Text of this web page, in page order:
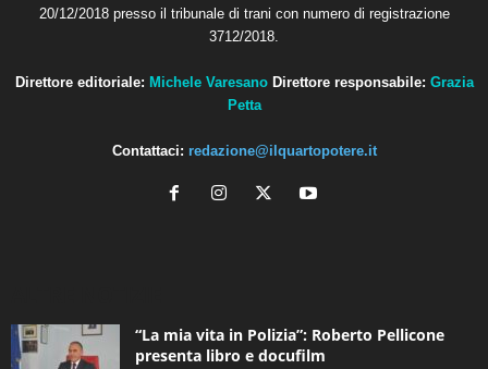
20/12/2018 presso il tribunale di trani con numero di registrazione
3712/2018.
Direttore editoriale: Michele Varesano Direttore responsabile: Grazia
Petta
Contattaci: redazione@ilquartopotere.it
“La mia vita in Polizia”: Roberto Pellicone
presenta libro e docufilm